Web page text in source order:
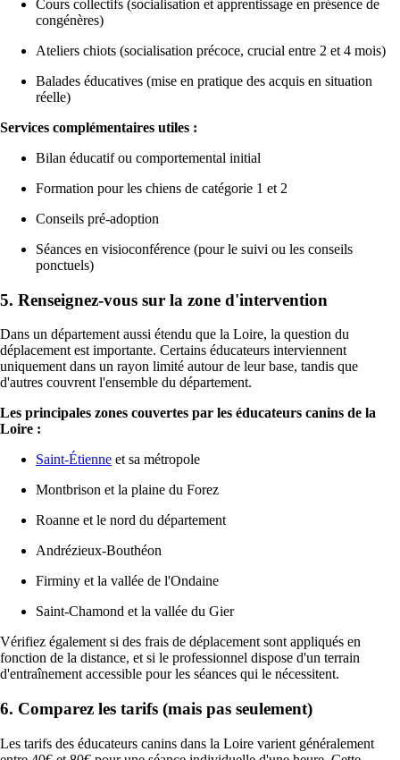
Cours collectifs (socialisation et apprentissage en présence de
congénères)
Ateliers chiots (socialisation précoce, crucial entre 2 et 4 mois)
Balades éducatives (mise en pratique des acquis en situation
réelle)
Services complémentaires utiles :
Bilan éducatif ou comportemental initial
Formation pour les chiens de catégorie 1 et 2
Conseils pré-adoption
Séances en visioconférence (pour le suivi ou les conseils
ponctuels)
5. Renseignez-vous sur la zone d'intervention
Dans un département aussi étendu que la Loire, la question du
déplacement est importante. Certains éducateurs interviennent
uniquement dans un rayon limité autour de leur base, tandis que
d'autres couvrent l'ensemble du département.
Les principales zones couvertes par les éducateurs canins de la
Loire :
Saint-Étienne et sa métropole
Montbrison et la plaine du Forez
Roanne et le nord du département
Andrézieux-Bouthéon
Firminy et la vallée de l'Ondaine
Saint-Chamond et la vallée du Gier
Vérifiez également si des frais de déplacement sont appliqués en
fonction de la distance, et si le professionnel dispose d'un terrain
d'entraînement accessible pour les séances qui le nécessitent.
6. Comparez les tarifs (mais pas seulement)
Les tarifs des éducateurs canins dans la Loire varient généralement